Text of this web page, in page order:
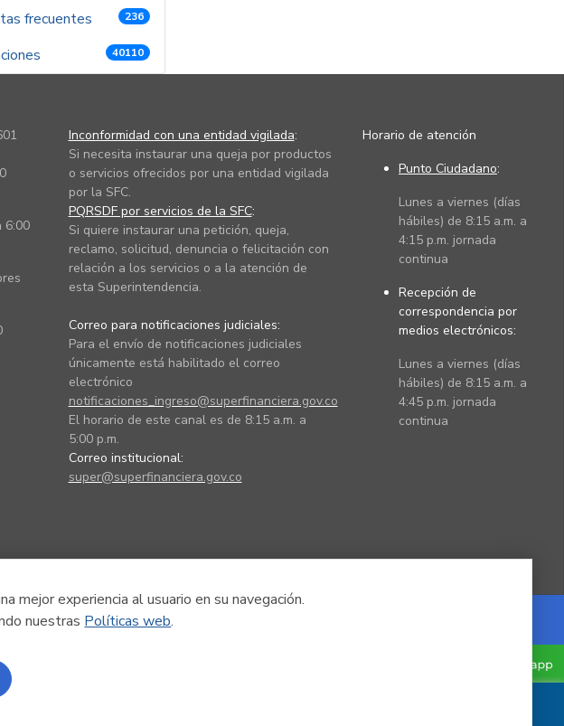
mejor experiencia al usuario en su navegación.
nuestras Políticas web.
frecuentes 236
40110
6:00
Inconformidad con una entidad vigilada:
Si necesita instaurar una queja por productos
o servicios ofrecidos por una entidad vigilada
por la SFC.
PQRSDF por servicios de la SFC:
Si quiere instaurar una petición, queja,
reclamo, solicitud, denuncia o felicitación con
relación a los servicios o a la atención de
esta Superintendencia.
Correo para notificaciones judiciales:
Para el envío de notificaciones judiciales
únicamente está habilitado el correo
electrónico
notificaciones_ingreso@superfinanciera.gov.co
El horario de este canal es de 8:15 a.m. a
5:00 p.m.
Correo institucional:
super@superfinanciera.gov.co
Horario de atención
Punto Ciudadano:
Lunes a viernes (días
hábiles) de 8:15 a.m. a
4:15 p.m. jornada
continua
Recepción de
correspondencia por
medios electrónicos:
Lunes a viernes (días
hábiles) de 8:15 a.m. a
4:45 p.m. jornada
continua
Powered by Nexura